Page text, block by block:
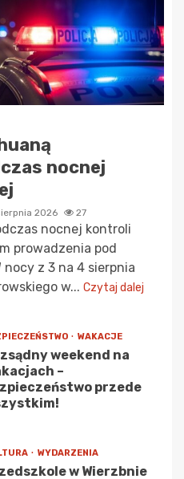
nocnej
2026 27
nocnej kontroli
prowadzenia pod
nocy z 3 na 4 sierpnia
w... Czytaj dalej
WAKACJE
weekend na
–
przede
WYDARZENIA
w Wierzbnie